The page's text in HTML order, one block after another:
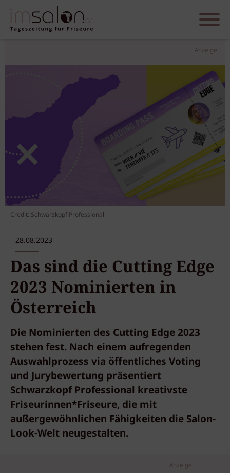
Anzeige
Credit: Schwarzkopf Professional
28.08.2023
Das sind die Cutting Edge
2023 Nominierten in
Österreich
Die Nominierten des Cutting Edge 2023
stehen fest. Nach einem aufregenden
Auswahlprozess via öffentliches Voting
und Jurybewertung präsentiert
Schwarzkopf Professional kreativste
Friseurinnen*Friseure, die mit
außergewöhnlichen Fähigkeiten die Salon-
Look-Welt neugestalten.
Anzeige